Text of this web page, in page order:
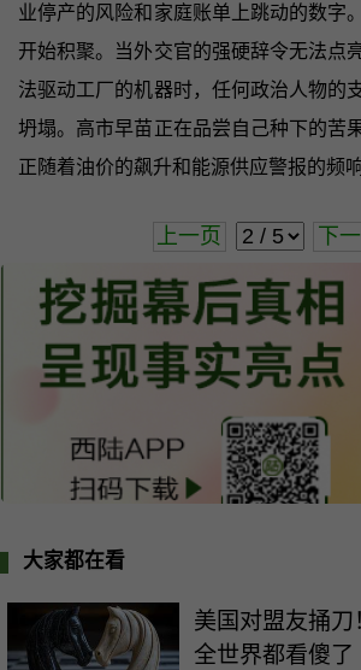
业停产的风险和家庭账单上跳动的数字
开始积聚。当外交官的强硬辞令无法点
法驱动工厂的机器时，任何政治人物的
坍塌。高市早苗正在品尝自己种下的苦
正随着油价的飙升和能源供应警报的频
上一页 下
大家都在看
美国对盟友捅刀
全世界都看傻了